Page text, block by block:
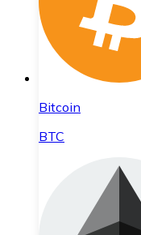
Bitcoin
BTC